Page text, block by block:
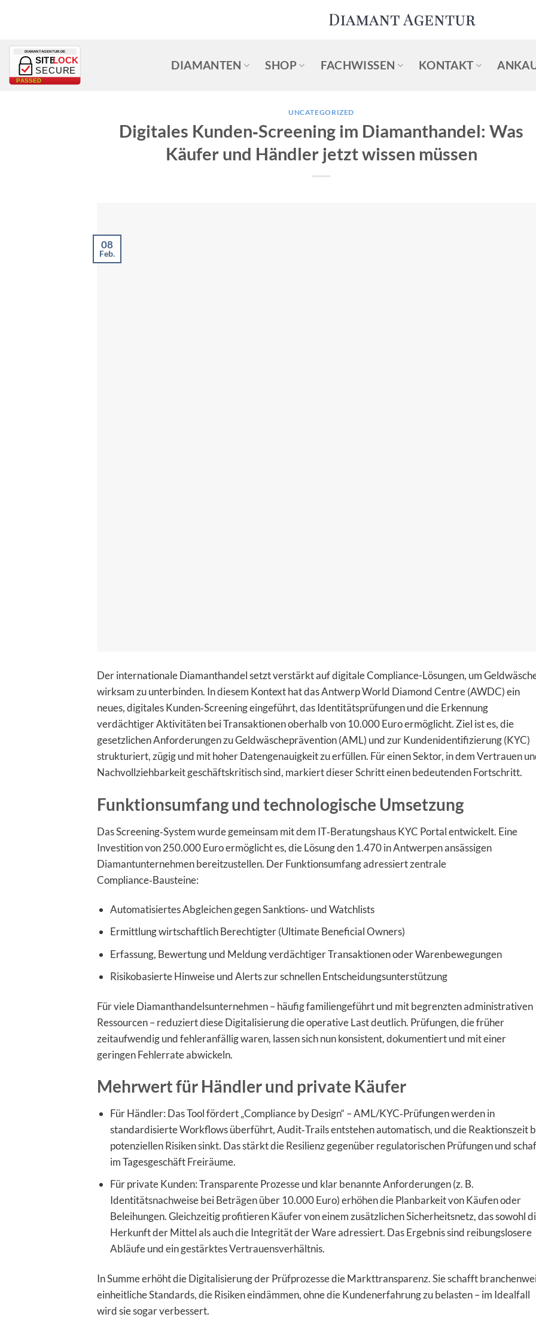
DIAMANTAGENTUR.DE
SITELOCK
SECURE
PASSED
DIAMANTEN SHOP FACHWISSEN KONTAKT
UNCATEGORIZED
Digitales Kunden‑Screening im Diamanthandel: Was
Käufer und Händler jetzt wissen müssen
08
Feb.
Der internationale Diamanthandel setzt verstärkt auf digitale Compliance-Lösungen, um
wirksam zu unterbinden. In diesem Kontext hat das Antwerp World Diamond Centre (AWDC) ein
neues, digitales Kunden‑Screening eingeführt, das Identitätsprüfungen und die Erkennung
verdächtiger Aktivitäten bei Transaktionen oberhalb von 10.000 Euro ermöglicht. Ziel ist es, die
gesetzlichen Anforderungen zu Geldwäscheprävention (AML) und zur Kundenidentifizierung (KYC)
strukturiert, zügig und mit hoher Datengenauigkeit zu erfüllen. Für einen Sektor, in dem Vertrauen
Nachvollziehbarkeit geschäftskritisch sind, markiert dieser Schritt einen bedeutenden Fortschritt.
Funktionsumfang und technologische Umsetzung
Das Screening‑System wurde gemeinsam mit dem IT‑Beratungshaus KYC Portal entwickelt. Eine
Investition von 250.000 Euro ermöglicht es, die Lösung den 1.470 in Antwerpen ansässigen
Diamantunternehmen bereitzustellen. Der Funktionsumfang adressiert zentrale
Compliance‑Bausteine:
Automatisiertes Abgleichen gegen Sanktions‑ und Watchlists
Ermittlung wirtschaftlich Berechtigter (Ultimate Beneficial Owners)
Erfassung, Bewertung und Meldung verdächtiger Transaktionen oder Warenbewegungen
Risikobasierte Hinweise und Alerts zur schnellen Entscheidungsunterstützung
Für viele Diamanthandelsunternehmen – häufig familiengeführt und mit begrenzten administrativen
Ressourcen – reduziert diese Digitalisierung die operative Last deutlich. Prüfungen, die früher
zeitaufwendig und fehleranfällig waren, lassen sich nun konsistent, dokumentiert und mit einer
geringen Fehlerrate abwickeln.
Mehrwert für Händler und private Käufer
Für Händler: Das Tool fördert „Compliance by Design“ – AML/KYC‑Prüfungen werden in
standardisierte Workflows überführt, Audit‑Trails entstehen automatisch, und die Reaktionszeit
potenziellen Risiken sinkt. Das stärkt die Resilienz gegenüber regulatorischen Prüfungen und
im Tagesgeschäft Freiräume.
Für private Kunden: Transparente Prozesse und klar benannte Anforderungen (z. B.
Identitätsnachweise bei Beträgen über 10.000 Euro) erhöhen die Planbarkeit von Käufen oder
Beleihungen. Gleichzeitig profitieren Käufer von einem zusätzlichen Sicherheitsnetz, das sowohl
Herkunft der Mittel als auch die Integrität der Ware adressiert. Das Ergebnis sind reibungslosere
Abläufe und ein gestärktes Vertrauensverhältnis.
In Summe erhöht die Digitalisierung der Prüfprozesse die Markttransparenz. Sie schafft
einheitliche Standards, die Risiken eindämmen, ohne die Kundenerfahrung zu belasten – im Idealfall
wird sie sogar verbessert.